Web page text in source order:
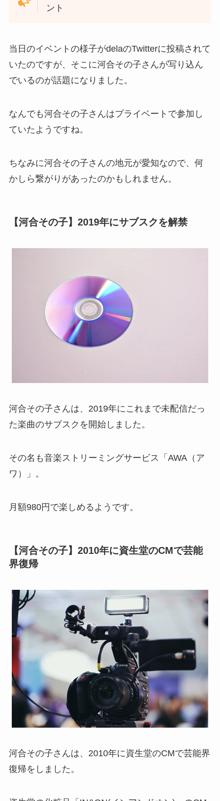
ント
当日のイベントの様子がdelaのTwitterに投稿されて
いたのですが、そこに河合その子さんが写り込ん
でいるのが話題になりました。
なんでも河合その子さんはプライベートで参加し
ていたようですね。
ちなみに河合その子さんの地元が愛知なので、何
かしら繋がりがあったのかもしれません。
【河合その子】2019年にサブスクを解禁
河合その子さんは、2019年にこれまで未配信だっ
た楽曲のサブスクを開始しました。
その名も音楽ストリーミングサービス「AWA（ア
ワ）」。
月額980円で楽しめるようです。
【河合その子】2010年に資生堂のCMで芸能
界復帰
河合その子さんは、2010年に資生堂のCMで芸能界
復帰をしました。